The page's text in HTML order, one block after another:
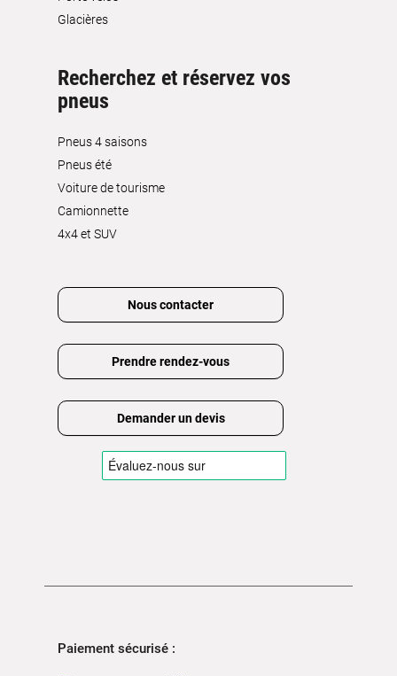
Glacières
Recherchez et réservez vos
pneus
Pneus 4 saisons
Pneus été
Voiture de tourisme
Camionnette
4x4 et SUV
Nous contacter
Prendre rendez-vous
Demander un devis
Paiement sécurisé :